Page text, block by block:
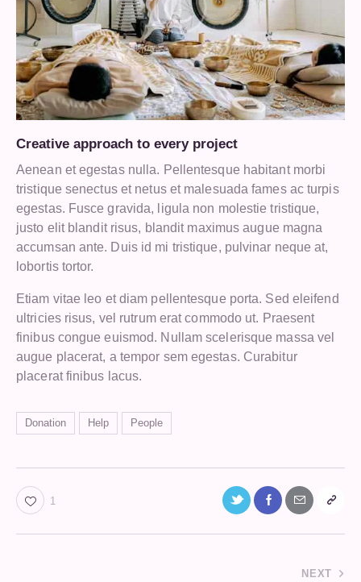
Creative approach to every project
Aenean et egestas nulla. Pellentesque habitant morbi
tristique senectus et netus et malesuada fames ac turpis
egestas. Fusce gravida, ligula non molestie tristique,
justo elit blandit risus, blandit maximus augue magna
accumsan ante. Duis id mi tristique, pulvinar neque at,
lobortis tortor.
Etiam vitae leo et diam pellentesque porta. Sed eleifend
ultricies risus, vel rutrum erat commodo ut. Praesent
finibus congue euismod. Nullam scelerisque massa vel
augue placerat, a tempor sem egestas. Curabitur
placerat finibus lacus.
Donation Help People
1
NEXT